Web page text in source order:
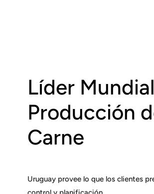
Líder
Producción
Carne
Uruguay provee lo que los clientes